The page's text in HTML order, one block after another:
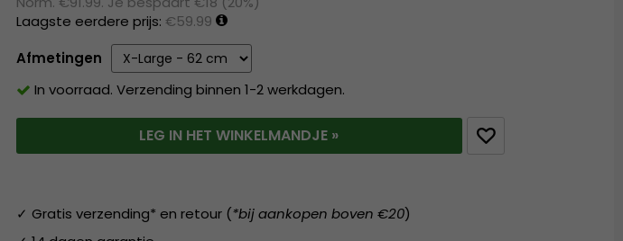
Laagste eerdere prijs: €59.99
Afmetingen
In voorraad. Verzending binnen 1-2 werkdagen.
LEG IN HET WINKELMANDJE »
✓ Gratis verzending* en retour (*bij aankopen boven €20)